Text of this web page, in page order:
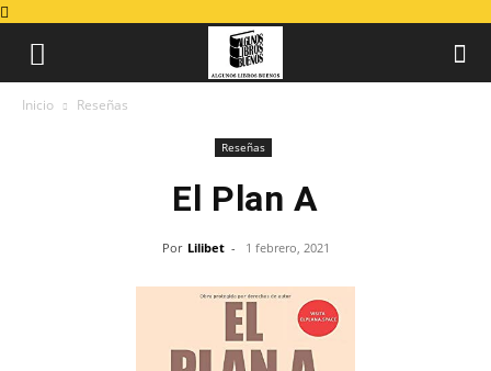
Inicio Reseñas
Reseñas
El Plan A
Por Lilibet - 1 febrero, 2021